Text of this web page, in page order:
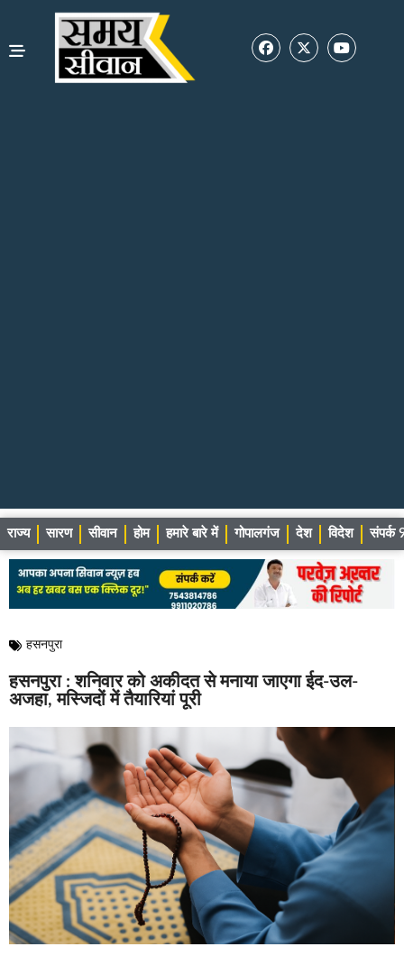
राज्य सारण सीवान होम हमारे बारे में गोपालगंज देश विदेश संपर्क
हसनपुरा
हसनपुरा : शनिवार को अकीदत से मनाया जाएगा ईद-उल-
अजहा, मस्जिदों में तैयारियां पूरी